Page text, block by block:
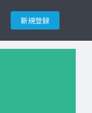
新規登録